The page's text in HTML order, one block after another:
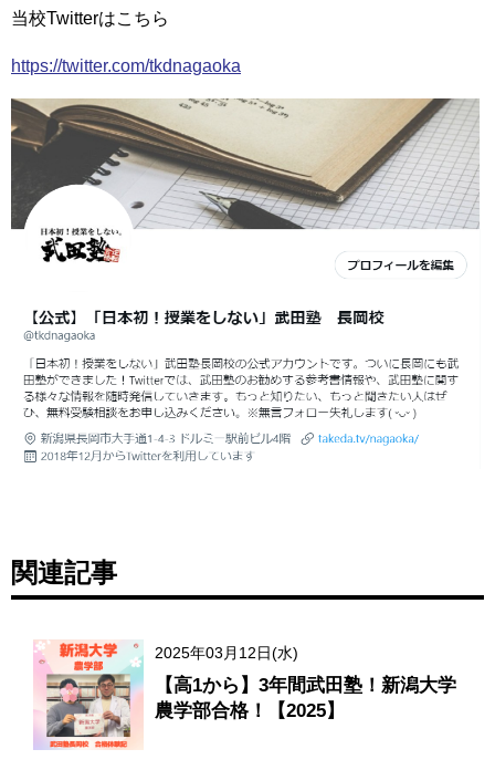
当校Twitterはこちら
https://twitter.com/tkdnagaoka
関連記事
2025年03月12日(水)
【高1から】3年間武田塾！新潟大学
農学部合格！【2025】